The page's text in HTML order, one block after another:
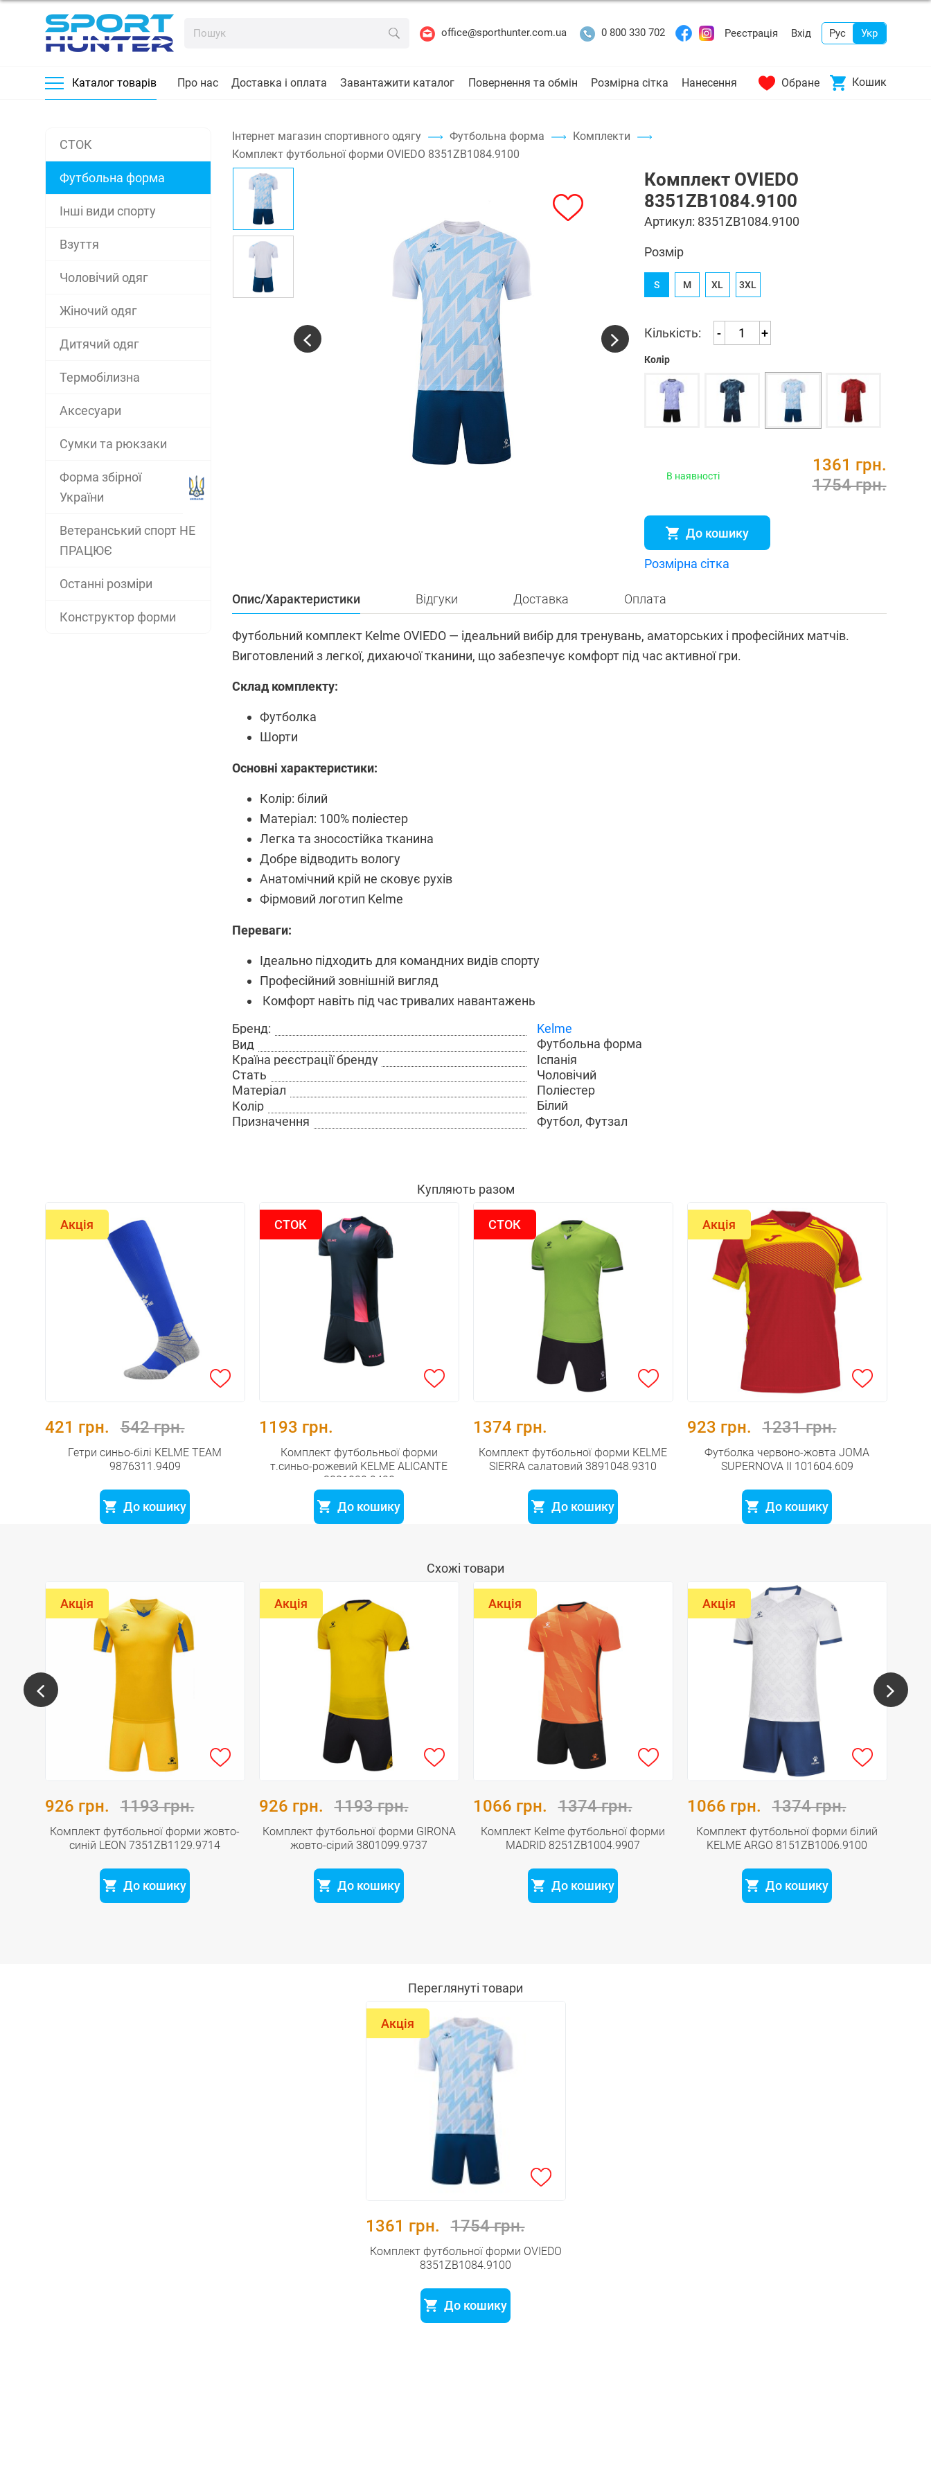
office@sporthunter.com.ua 0 800 330 702 Реєстрація Вхід Рус Укр
Каталог товарів Про нас Доставка і оплата Завантажити каталог Повернення та обмін Розмірна сітка Нанесення Обране Кошик
СТОК
Футбольна форма
Інші види спорту
Взуття
Чоловічий одяг
Жіночий одяг
Дитячий одяг
Термобілизна
Аксесуари
Сумки та рюкзаки
Форма збірної
України
Ветеранський спорт НЕ
ПРАЦЮЄ
Останні розміри
Конструктор форми
Інтернет магазин спортивного одягу Футбольна форма
Комплекти
Комплект футбольної форми OVIEDO 8351ZB1084.9100
Комплект OVIEDO
8351ZB1084.9100
Артикул: 8351ZB1084.9100
Розмір
S M XL 3XL
Кількість: - +
Колір
В наявності
1361 грн.
1754 грн.
До кошику
Розмірна сітка
Опис/Характеристики Відгуки Доставка Оплата
Футбольний комплект Kelme OVIEDO — ідеальний вибір для тренувань, аматорських і професійних матчів.
Виготовлений з легкої, дихаючої тканини, що забезпечує комфорт під час активної гри.
Склад комплекту:
Футболка
Шорти
Основні характеристики:
Колір: білий
Матеріал: 100% поліестер
Легка та зносостійка тканина
Добре відводить вологу
Анатомічний крій не сковує рухів
Фірмовий логотип Kelme
Переваги:
Ідеально підходить для командних видів спорту
Професійний зовнішній вигляд
Комфорт навіть під час тривалих навантажень
Бренд:
Kelme
Вид
Футбольна форма
Країна реєстрації бренду
Іспанія
Стать
Чоловічий
Матеріал
Поліестер
Колір
Білий
Призначення
Футбол, Футзал
Купляють разом
Акція
421 грн. 542 грн.
Гетри синьо-білі KELME TEAM
9876311.9409
До кошику
СТОК
1193 грн.
Комплект футбольньої форми
т.синьо-рожевий KELME ALICANTE
3881020.9420
До кошику
СТОК
1374 грн.
Комплект футбольної форми KELME
SIERRA салатовий 3891048.9310
До кошику
Акція
923 грн. 1231 грн.
Футболка червоно-жовта JOMA
SUPERNOVA II 101604.609
До кошику
Схожі товари
Акція
926 грн. 1193 грн.
Комплект футбольної форми жовто-
синій LEON 7351ZB1129.9714
До кошику
Акція
926 грн. 1193 грн.
Комплект футбольної форми GIRONA
жовто-сірий 3801099.9737
До кошику
Акція
1066 грн. 1374 грн.
Комплект Kelme футбольної форми
MADRID 8251ZB1004.9907
До кошику
Акція
1066 грн. 1374 грн.
Комплект футбольної форми білий
KELME ARGO 8151ZB1006.9100
До кошику
Переглянуті товари
Акція
1361 грн. 1754 грн.
Комплект футбольної форми OVIEDO
8351ZB1084.9100
До кошику